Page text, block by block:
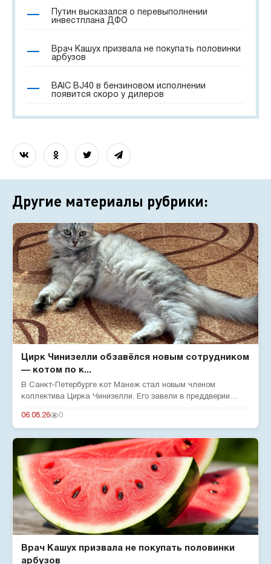
Путин высказался о перевыполнении
инвестплана ДФО
Врач Кашух призвала не покупать половинки
арбузов
BAIC BJ40 в бензиновом исполнении
появится скоро у дилеров
Другие материалы рубрики:
Цирк Чинизелли обзавёлся новым сотрудником
— котом по к...
В Санкт-Петербурге кот Манеж стал новым членом
коллектива Цирка Чинизелли. Его завели в преддверии
06.08.26 0
Врач Кашух призвала не покупать половинки
арбузов